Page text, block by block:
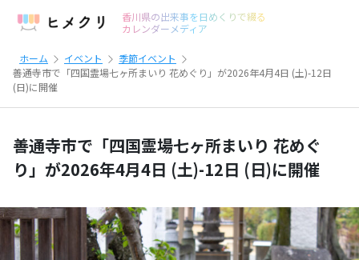
香川県の出来事を日めくりで綴る
カレンダーメディア
ホーム イベント
季節イベント
善通寺市で「四国霊場七ヶ所まいり 花めぐり」が2026年4月4日 (土)-12日
(日)に開催
善通寺市で「四国霊場七ヶ所まいり 花めぐ
り」が2026年4月4日 (土)-12日 (日)に開催